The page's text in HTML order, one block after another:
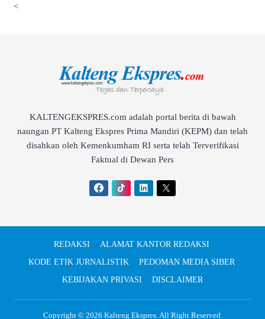
<
KALTENGEKSPRES.com adalah portal berita di bawah
naungan PT Kalteng Ekspres Prima Mandiri (KEPM) dan telah
disahkan oleh Kemenkumham RI serta telah Terverifikasi
Faktual di Dewan Pers
REDAKSI
ALAMAT KANTOR REDAKSI
KODE ETIK JURNALISTIK
PEDOMAN MEDIA SIBER
KEBIJAKAN PRIVASI
DISCLAIMER
Copyright © 2026 Kalteng Ekspres. All Right Reserved.